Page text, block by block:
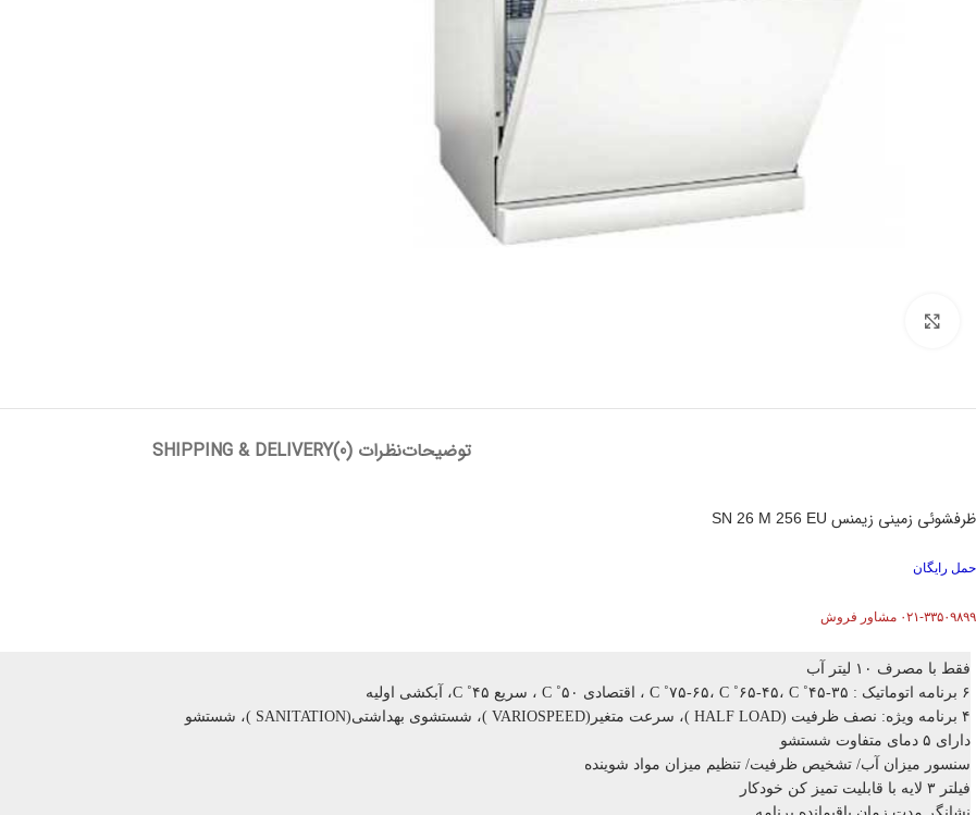
توضیحاتنظرات (0) SHIPPING & DELIVERY
ظرفشوئی زمینی زیمنس SN 26 M 256 EU
حمل رایگان
۰۲۱-۳۳۵۰۹۸۹۹ مشاور فروش
فقط با مصرف ۱۰ لیتر آب
۶ برنامه اتوماتیک : C ˚۷۵-۶۵، C ˚۶۵-۴۵، C ˚۴۵-۳۵ ، اقتصادی C ˚۵۰ ، سریع C ˚۴۵، آبکشی اولیه
۴ برنامه ویژه: نصف ظرفیت (HALF LOAD )، سرعت متغیر(VARIOSPEED )، شستشوی بهداشتی(SANITATION )، شستشو
دارای ۵ دمای متفاوت شستشو
سنسور میزان آب/ تشخیص ظرفیت/ تنظیم میزان مواد شوینده
فیلتر ۳ لایه با قابلیت تمیز کن خودکار